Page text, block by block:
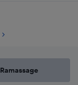
Ramassage